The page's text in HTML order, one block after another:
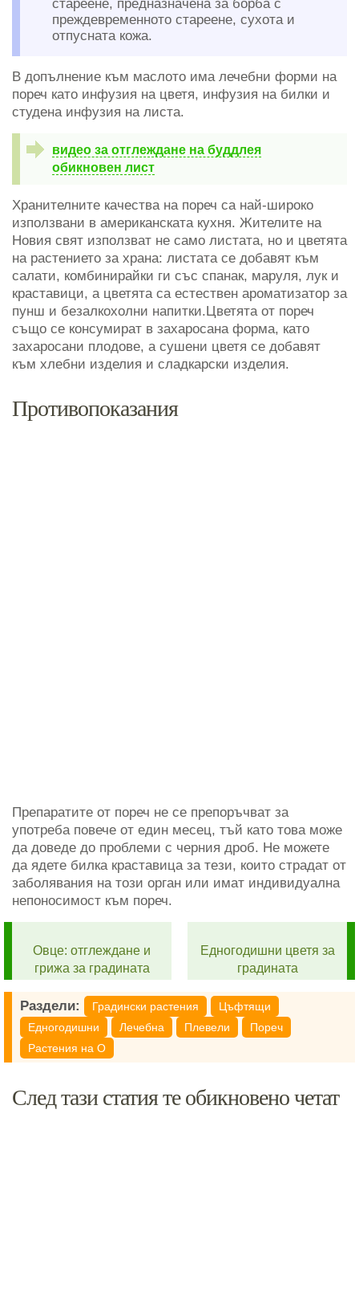
стареене, предназначена за борба с
преждевременното стареене, сухота и
отпусната кожа.
В допълнение към маслото има лечебни форми на
пореч като инфузия на цветя, инфузия на билки и
студена инфузия на листа.
видео за отглеждане на буддлея
обикновен лист
Хранителните качества на пореч са най-широко
използвани в американската кухня. Жителите на
Новия свят използват не само листата, но и цветята
на растението за храна: листата се добавят към
салати, комбинирайки ги със спанак, маруля, лук и
краставици, а цветята са естествен ароматизатор за
пунш и безалкохолни напитки.Цветята от пореч
също се консумират в захаросана форма, като
захаросани плодове, а сушени цветя се добавят
към хлебни изделия и сладкарски изделия.
Противопоказания
Препаратите от пореч не се препоръчват за
употреба повече от един месец, тъй като това може
да доведе до проблеми с черния дроб. Не можете
да ядете билка краставица за тези, които страдат от
заболявания на този орган или имат индивидуална
непоносимост към пореч.
Овце: отглеждане и
грижа за градината
Едногодишни цветя за
градината
Раздели: Градински растения
Цъфтящи
Едногодишни
Лечебна Плевели
Пореч
Растения на O
След тази статия те обикновено четат